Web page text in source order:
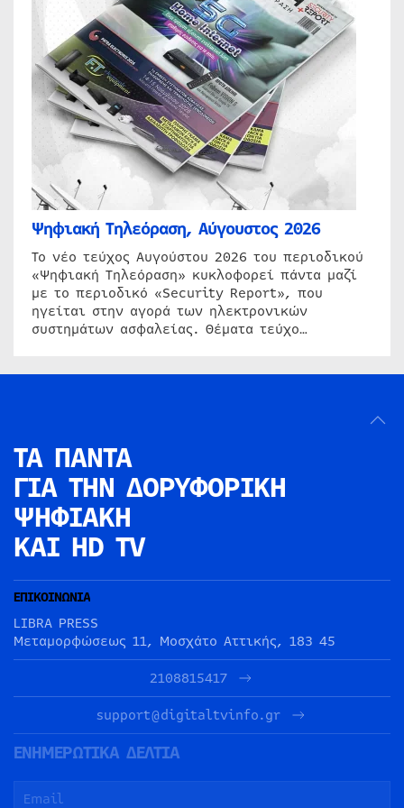
Ψηφιακή Τηλεόραση, Αύγουστος 2026
Το νέο τεύχος Αυγούστου 2026 του περιοδικού
«Ψηφιακή Τηλεόραση» κυκλοφορεί πάντα μαζί
με το περιοδικό «Security Report», που
ηγείται στην αγορά των ηλεκτρονικών
συστημάτων ασφαλείας. Θέματα τεύχο…
ΤΑ ΠΑΝΤΑ
ΓΙΑ ΤΗΝ ΔΟΡΥΦΟΡΙΚΗ
ΨΗΦΙΑΚΗ
ΚΑΙ HD TV
ΕΠΙΚΟΙΝΩΝΙΑ
LIBRA PRESS
Μεταμορφώσεως 11, Μοσχάτο Αττικής, 183 45
2108815417
support@digitaltvinfo.gr
ΕΝΗΜΕΡΩΤΙΚΑ ΔΕΛΤΙΑ